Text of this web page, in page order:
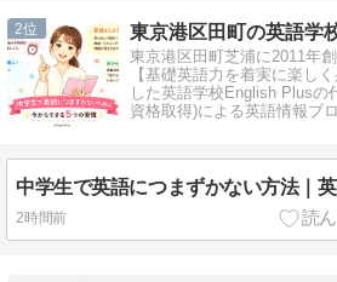
2
東京港区田町芝浦に2011年
【基礎英語力を着実に楽し
した英語学校English Plusの
資格取得)による英語情報ブ
中学
2時間前